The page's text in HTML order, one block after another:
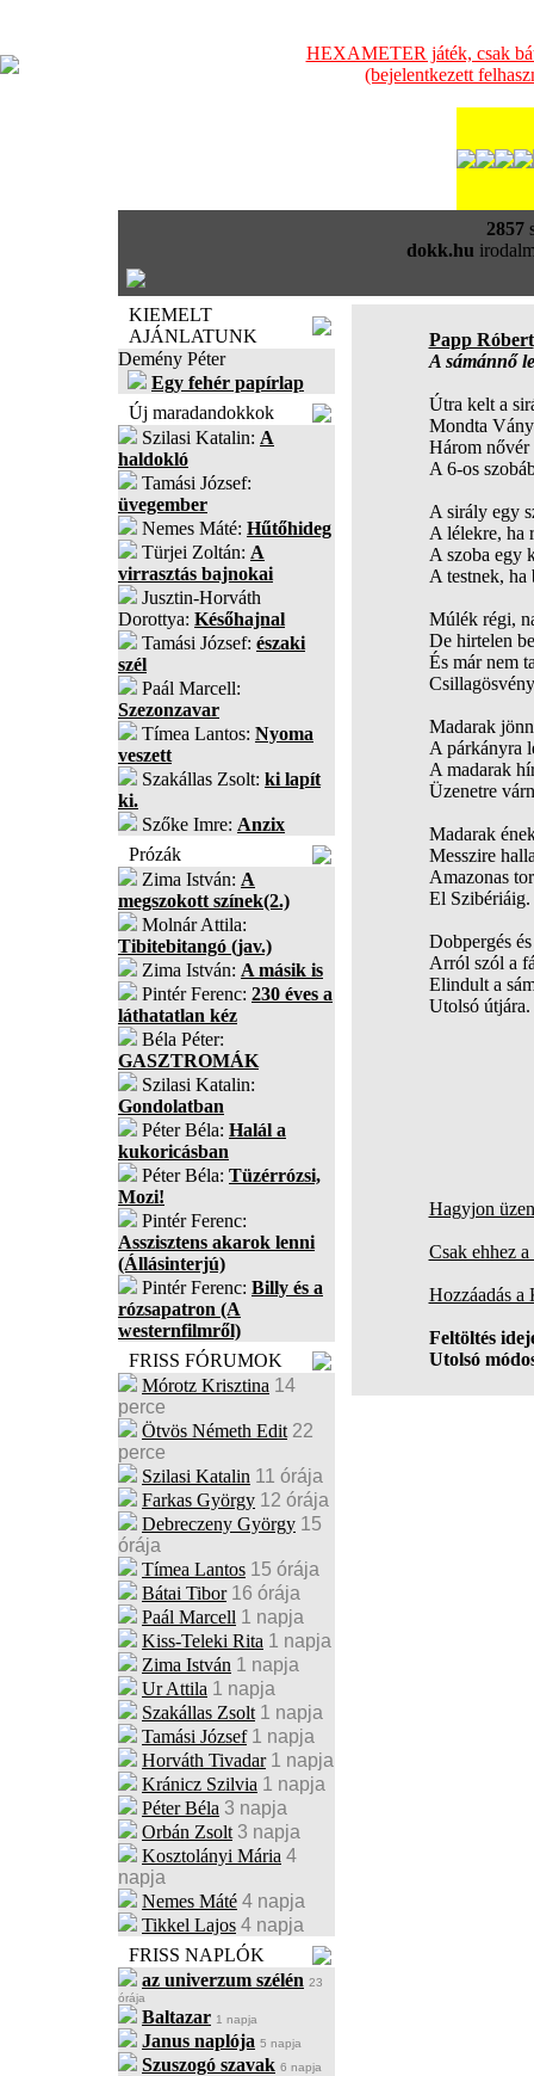
HEXAMETER játék, csak
(bejelentkezett
2857
dokk.hu
KIEMELT
AJÁNLATUNK
Demény Péter
Egy fehér papírlap
Új maradandokkok
Szilasi Katalin: A
haldokló
Tamási József:
üvegember
Nemes Máté: Hűtőhideg
Türjei Zoltán: A
virrasztás bajnokai
Jusztin-Horváth
Dorottya: Későhajnal
Tamási József: északi
szél
Paál Marcell:
Szezonzavar
Tímea Lantos: Nyoma
veszett
Szakállas Zsolt: ki lapít
ki.
Szőke Imre: Anzix
Prózák
Zima István: A
megszokott színek(2.)
Molnár Attila:
Tibitebitangó (jav.)
Zima István: A másik is
Pintér Ferenc: 230 éves a
láthatatlan kéz
Béla Péter:
GASZTROMÁK
Szilasi Katalin:
Gondolatban
Péter Béla: Halál a
kukoricásban
Péter Béla: Tüzérrózsi,
Mozi!
Pintér Ferenc:
Asszisztens akarok lenni
(Állásinterjú)
Pintér Ferenc: Billy és a
rózsapatron (A
westernfilmről)
FRISS FÓRUMOK
Mórotz Krisztina 14
perce
Ötvös Németh Edit 22
perce
Szilasi Katalin 11 órája
Farkas György 12 órája
Debreczeny György 15
órája
Tímea Lantos 15 órája
Bátai Tibor 16 órája
Paál Marcell 1 napja
Kiss-Teleki Rita 1 napja
Zima István 1 napja
Ur Attila 1 napja
Szakállas Zsolt 1 napja
Tamási József 1 napja
Horváth Tivadar 1 napja
Kránicz Szilvia 1 napja
Péter Béla 3 napja
Orbán Zsolt 3 napja
Kosztolányi Mária 4
napja
Nemes Máté 4 napja
Tikkel Lajos 4 napja
FRISS NAPLÓK
az univerzum szélén 23
órája
Baltazar 1 napja
Janus naplója 5 napja
Szuszogó szavak 6 napja
Papp Róbert
A sámánnő
Útra kelt a
Mondta
Három nővér
A 6-os
A sirály egy
A lélekre, ha
A szoba egy
A testnek, ha
Múlék régi,
De hirtelen
És már nem
Madarak
A párkányra
A madarak
Üzenetre
Madarak
Messzire
Amazonas
El Szibériáig.
Dobpergés
Arról szól a
Elindult a
Utolsó útjára.
Hagyjon
Csak ehhez
Hozzáadás
Feltöltés
Utolsó